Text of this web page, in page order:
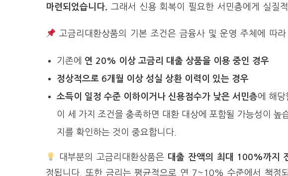
마련되었습니다. 그래서 신용 회복이 필요한 서민층에게 실질
고금리대환상품의 기본 조건은 금융사 및 운영 주체에 따
기존에 연 20% 이상 고금리 대출 상품을 이용 중인 경우
정상적으로 6개월 이상 성실 상환 이력이 있는 경우
소득이 일정 수준 이하이거나 신용점수가 낮은 서민층에 해당
이 세 가지 조건을 충족하면 대환 대상에 포함될 가능성이
지를 확인하는 것이 중요합니다.
대부분의 고금리대환상품은 대출 잔액의 최대 100%까지
정됩니다. 또한 금리는 평균적으로 연 7~10% 수준에서 책정